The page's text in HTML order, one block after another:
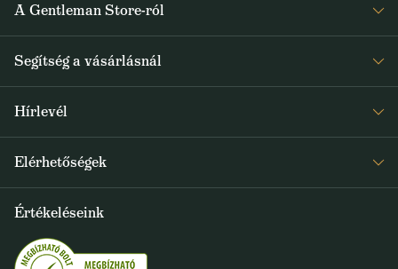
A Gentleman Store-ról
Rólunk
Journal
Segítség a vásárlásnál
Általános Szerződési Feltételek
Hírlevél
a speciális kínálatokról
Egyetértek a hírlevél elküldésével
Elérhetőségek
Értékeléseink